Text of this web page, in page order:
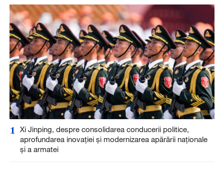
1
Xi Jinping, despre consolidarea conducerii politice,
aprofundarea inovației și modernizarea apărării naționale
și a armatei